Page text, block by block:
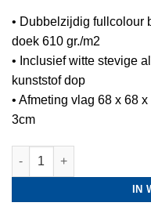
• Dubbelzijdig fullcolour
doek 610 gr./m2
• Inclusief witte stevige
kunststof dop
• Afmeting vlag 68 x 68
3cm
Sushi kioskvlag II aantal
IN